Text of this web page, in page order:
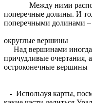
Между ними
поперечные долины. И
поперечными долинами –
в)
округлые вершины
Над вершинами иногда
причудливые очертания,
остроконечные
- Используя карты,